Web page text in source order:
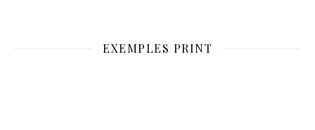
EXEMPLES PRINT